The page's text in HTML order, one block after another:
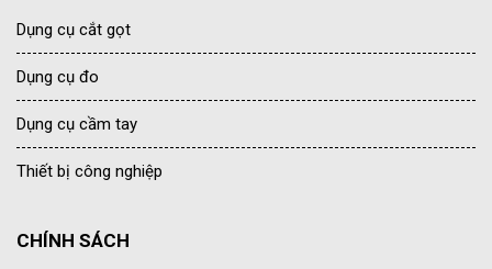
Dụng cụ cắt gọt
Dụng cụ đo
Dụng cụ cầm tay
Thiết bị công nghiệp
CHÍNH SÁCH